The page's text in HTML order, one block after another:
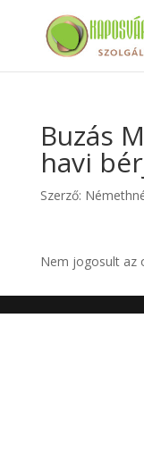
Buzás
havi
Szerző:
Nem jogosult az